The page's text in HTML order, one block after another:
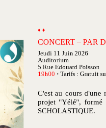
♦ ♦
CONCERT – PAR
Jeudi 11 Juin 2026
Auditorium
5 Rue Edouard Poisson
19h00
● Tarifs : Gratuit
C'est au cours d'une
projet "Yélé", formé
SCHOLASTIQUE.